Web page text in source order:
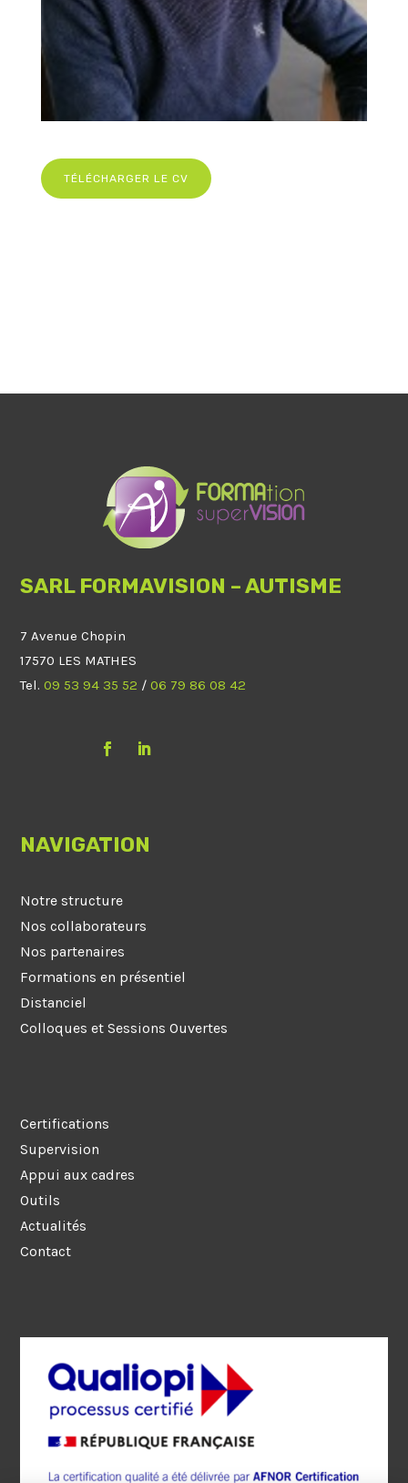
TÉLÉCHARGER LE CV
SARL FORMAVISION – AUTISME
7 Avenue Chopin
17570 LES MATHES
Tel.09 53 94 35 52 /06 79 86 08 42
NAVIGATION
Notre structure
Nos collaborateurs
Nos partenaires
Formations en présentiel
Distanciel
Colloques et Sessions Ouvertes
Certifications
Supervision
Appui aux cadres
Outils
Actualités
Contact